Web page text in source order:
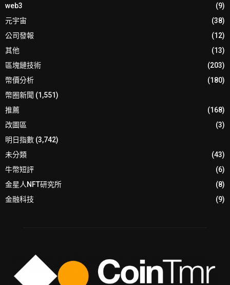
web3
(9)
元宇宙
(38)
公司發報
(12)
其他
(13)
區塊鏈技術
(203)
幣價分析
(180)
幣圈新聞 (1,551)
推薦
(168)
改圖區
(3)
明日指數 (3,742)
未分類
(43)
牛幣短評
(6)
金星人NFT研究所
(8)
金融科技
(9)